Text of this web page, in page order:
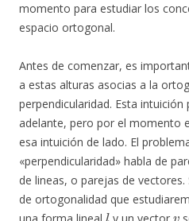
momento para estudiar los
espacio ortogonal.
Antes de comenzar, es
a estas alturas asocias a la
perpendicularidad. Esta
adelante, pero por el momento
esa intuición de lado. El
«perpendicularidad» habla de
de lineas, o parejas de
de ortogonalidad que
l v